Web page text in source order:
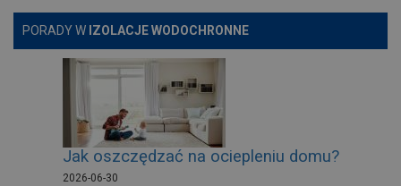
PORADY W IZOLACJE WODOCHRONNE
Jak oszczędzać na ociepleniu domu?
2026-06-30